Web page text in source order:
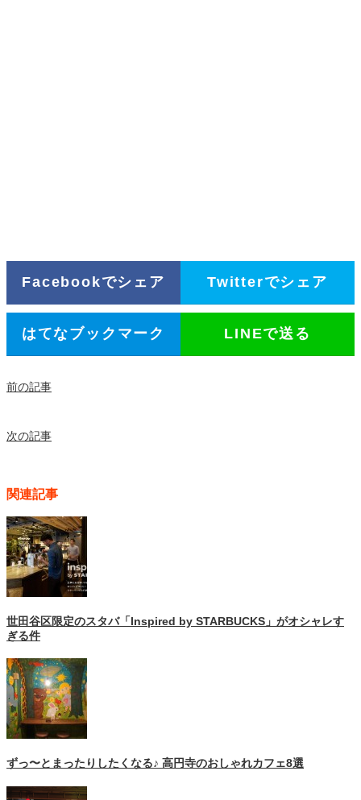
Facebookでシェア Twitterでシェア
はてなブックマーク LINEで送る
前の記事
次の記事
関連記事
世田谷区限定のスタバ「Inspired by STARBUCKS」がオシャレす
ぎる件
ずっ〜とまったりしたくなる♪ 高円寺のおしゃれカフェ8選